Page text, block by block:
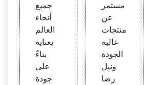
جميع
أنحاء
العالم
بعناية
بناءً
على
جودة
مستمر
عن
منتجات
عالية
الجودة
ونيل
رضا